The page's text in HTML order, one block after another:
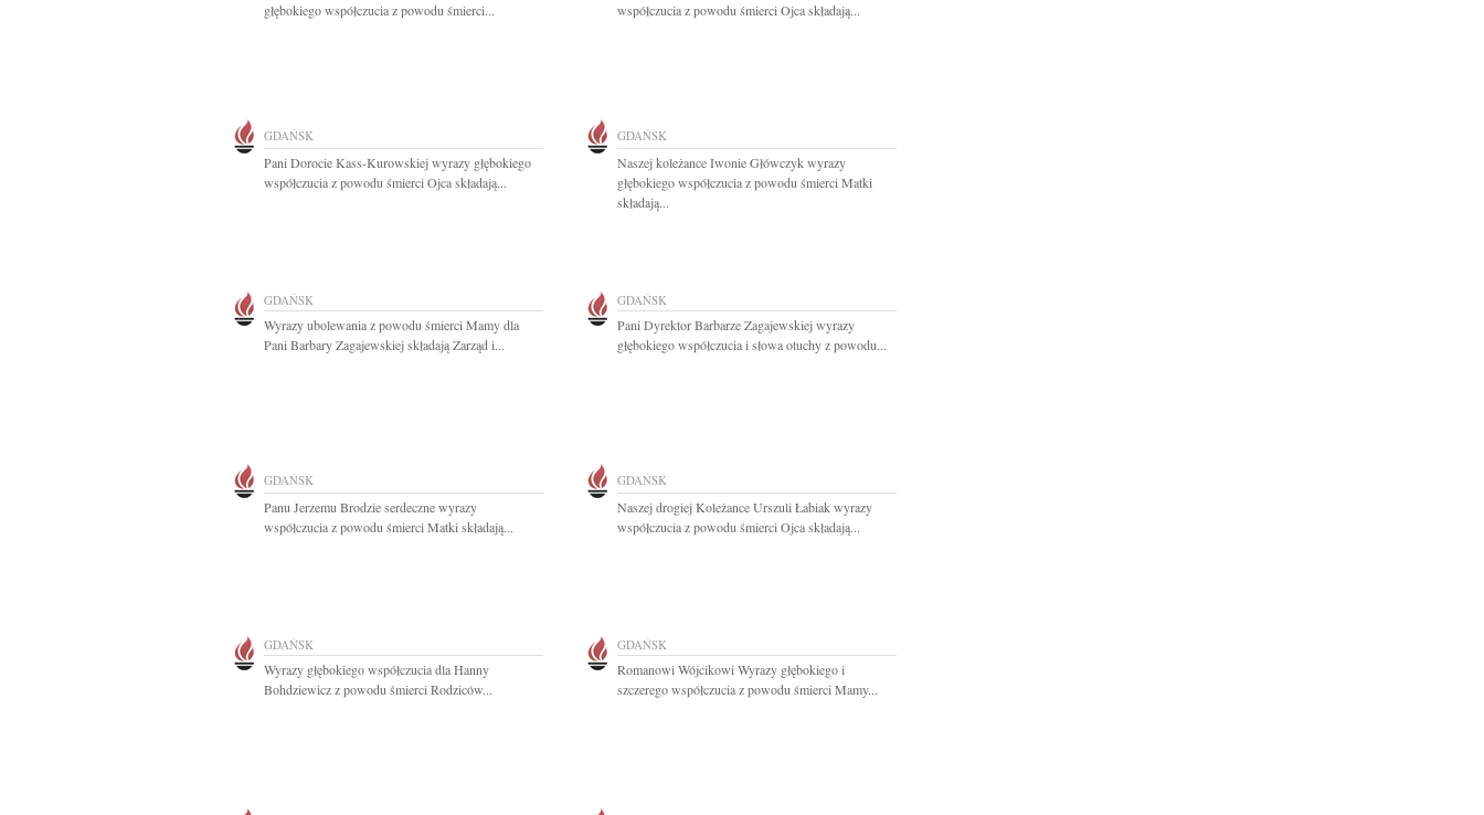
głębokiego współczucia z powodu śmierci...
współczucia z powodu śmierci Ojca składają...
GDAŃSK
Pani Dorocie Kass-Kurowskiej wyrazy głębokiego
współczucia z powodu śmierci Ojca składają...
GDAŃSK
Naszej koleżance Iwonie Główczyk wyrazy
głębokiego współczucia z powodu śmierci Matki
składają...
GDAŃSK
Wyrazy ubolewania z powodu śmierci Mamy dla
Pani Barbary Zagajewskiej składają Zarząd i...
GDAŃSK
Pani Dyrektor Barbarze Zagajewskiej wyrazy
głębokiego współczucia i słowa otuchy z powodu...
GDAŃSK
Panu Jerzemu Brodzie serdeczne wyrazy
współczucia z powodu śmierci Matki składają...
GDAŃSK
Naszej drogiej Koleżance Urszuli Łabiak wyrazy
współczucia z powodu śmierci Ojca składają...
GDAŃSK
Wyrazy głębokiego współczucia dla Hanny
Bohdziewicz z powodu śmierci Rodziców...
GDAŃSK
Romanowi Wójcikowi Wyrazy głębokiego i
szczerego współczucia z powodu śmierci Mamy...